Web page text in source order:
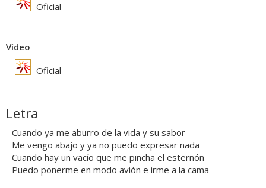
Oficial
Vídeo
Oficial
Letra
Cuando ya me aburro de la vida y su sabor
Me vengo abajo y ya no puedo expresar nada
Cuando hay un vacío que me pincha el esternón
Puedo ponerme en modo avión e irme a la cama